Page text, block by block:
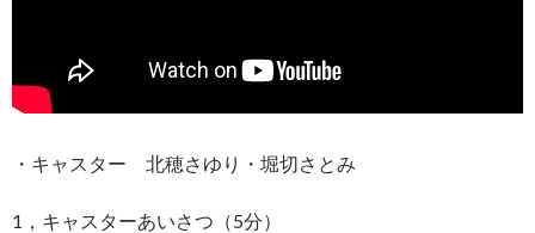
・キャスター 北穂さゆり・堀切さとみ
1，キャスターあいさつ（5分）